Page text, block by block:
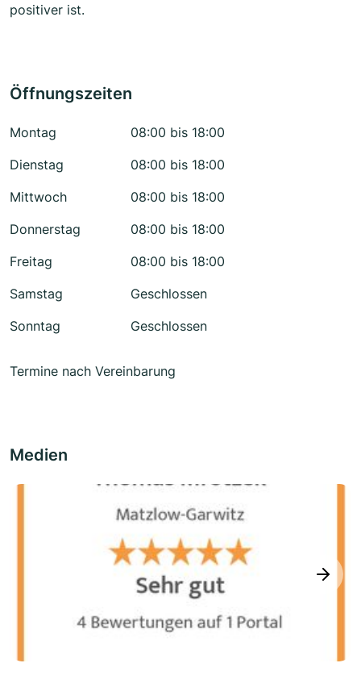
positiver ist.
Öffnungszeiten
Montag
08:00 bis 18:00
Dienstag
08:00 bis 18:00
Mittwoch
08:00 bis 18:00
Donnerstag
08:00 bis 18:00
Freitag
08:00 bis 18:00
Samstag
Geschlossen
Sonntag
Geschlossen
Termine nach Vereinbarung
Medien
next